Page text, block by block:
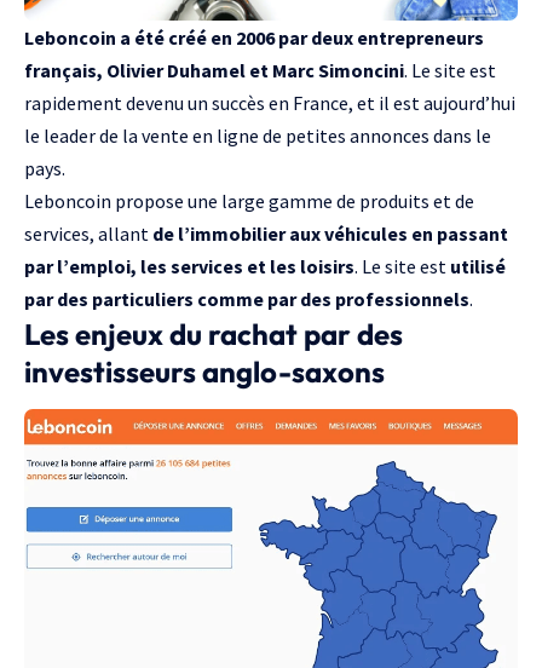
Leboncoin a été créé en 2006 par deux entrepreneurs
français, Olivier Duhamel et Marc Simoncini. Le site est
rapidement devenu un succès en France, et il est aujourd’hui
le leader de la vente en ligne de petites annonces dans le
pays.
Leboncoin propose une large gamme de produits et de
services, allant de l’immobilier aux véhicules en passant
par l’emploi, les services et les loisirs. Le site est utilisé
par des particuliers comme par des professionnels.
Les enjeux du rachat par des
investisseurs anglo-saxons